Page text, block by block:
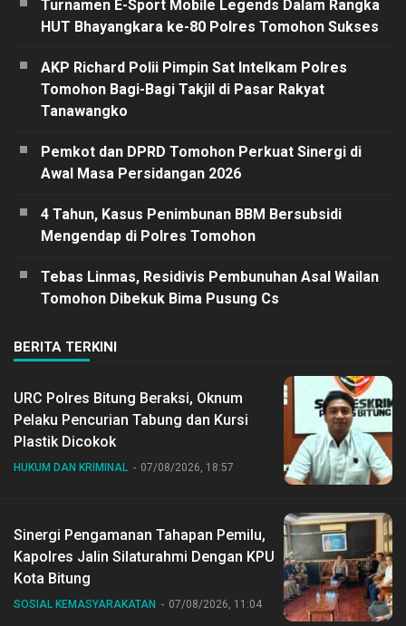
Turnamen E-Sport Mobile Legends Dalam Rangka
HUT Bhayangkara ke-80 Polres Tomohon Sukses
AKP Richard Polii Pimpin Sat Intelkam Polres
Tomohon Bagi-Bagi Takjil di Pasar Rakyat
Tanawangko
Pemkot dan DPRD Tomohon Perkuat Sinergi di
Awal Masa Persidangan 2026
4 Tahun, Kasus Penimbunan BBM Bersubsidi
Mengendap di Polres Tomohon
Tebas Linmas, Residivis Pembunuhan Asal Wailan
Tomohon Dibekuk Bima Pusung Cs
BERITA TERKINI
URC Polres Bitung Beraksi, Oknum
Pelaku Pencurian Tabung dan Kursi
Plastik Dicokok
HUKUM DAN KRIMINAL 07/08/2026, 18:57
Sinergi Pengamanan Tahapan Pemilu,
Kapolres Jalin Silaturahmi Dengan KPU
Kota Bitung
SOSIAL KEMASYARAKATAN 07/08/2026, 11:04